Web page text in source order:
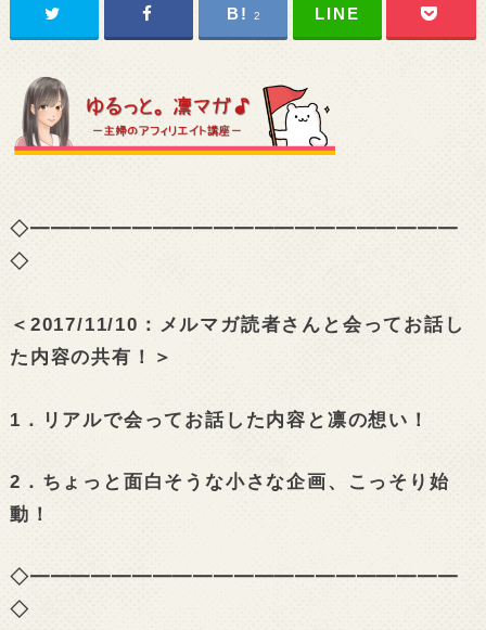
2
◇━━━━━━━━━━━━━━━━━━━━━
◇
＜2017/11/10：メルマガ読者さんと会ってお話し
た内容の共有！＞
1．リアルで会ってお話した内容と凛の想い！
2．ちょっと面白そうな小さな企画、こっそり始
動！
◇━━━━━━━━━━━━━━━━━━━━━
◇